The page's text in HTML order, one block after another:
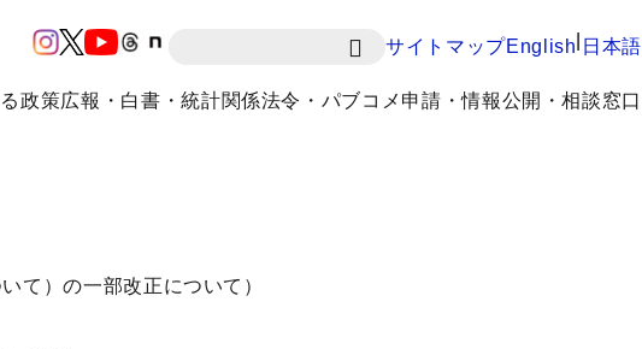
サイトマップEnglish 日本語
政策広報・白書・統計関係法令・パブコメ 申請・情報公開・相談窓口
て）の一部改正について）